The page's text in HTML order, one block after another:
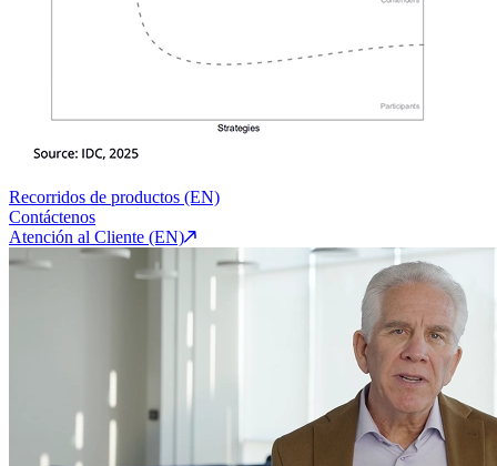
Recorridos de productos (EN)
Contáctenos
Atención al Cliente (EN)